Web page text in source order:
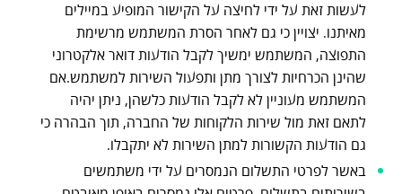
לעשות זאת על ידי לחיצה על הקישור המופיע במיילים
מאיתנו. יצויין כי גם לאחר הסרת המשתמש מרשימת
התפוצה, המשתמש ימשיך לקבל הודעות דואר אלקטרוני
שהינן הכרחיות לצורך מתן ותפעול השירות למשתמש.אם
המשתמש מעוניין לא לקבל הודעות כלשהן, ניתן יהיה
לתאם זאת מול שירות הלקוחות של החברה, תוך הבהרה כי
גם הודעות הקשורות למתן השירות לא יתקבלו.
באשר לפרטי התשלום הנמסרים על ידי משתמשים